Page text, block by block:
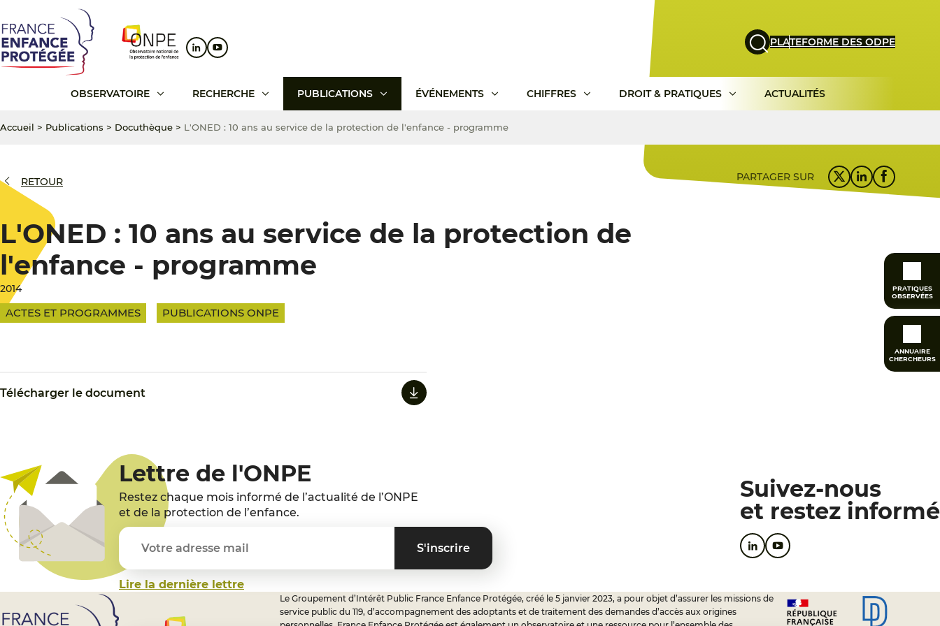
au
contenu
principal
au
menu
principal
au
pied
de
page
PLATEFORME DES ODPE
OBSERVATOIRE RECHERCHE PUBLICATIONS ÉVÉNEMENTS CHIFFRES DROIT & PRATIQUES ACTUALITÉS
PRATIQUES
OBSERVÉES
ANNUAIRE
CHERCHEURS
Accueil > Publications > Docuthèque > L'ONED : 10 ans au service de la protection de l'enfance - programme
RETOUR PARTAGER SUR
L'ONED : 10 ans au service de la protection de
l'enfance - programme
2014
ACTES ET PROGRAMMES PUBLICATIONS ONPE
Télécharger le document
Lettre de l'ONPE
Restez chaque mois informé de l’actualité de l’ONPE
et de la protection de l’enfance.
Lire la dernière lettre
Suivez-nous
et restez informé
Le Groupement d’Intérêt Public France Enfance Protégée, créé le 5 janvier 2023, a pour objet d’assurer les missions de
service public du 119, d’accompagnement des adoptants et de traitement des demandes d’accès aux origines